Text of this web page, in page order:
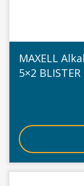
MAXELL
5×2 BLISTER